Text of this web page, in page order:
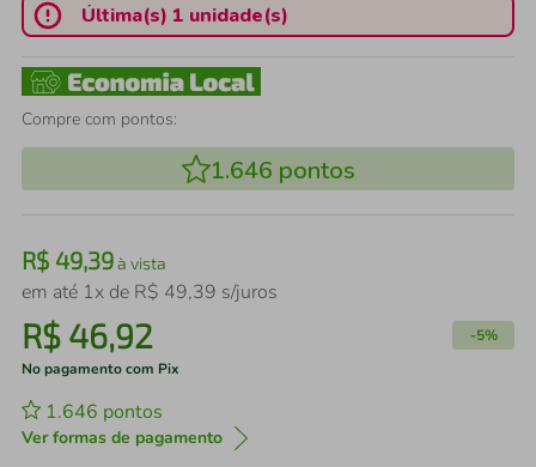
Última(s) 1 unidade(s)
Compre com pontos:
1.646 pontos
R$ 49,39à vista
em até 1x de R$ 49,39 s/juros
R$ 46,92 -5%
No pagamento com Pix
1.646 pontos
Ver formas de pagamento